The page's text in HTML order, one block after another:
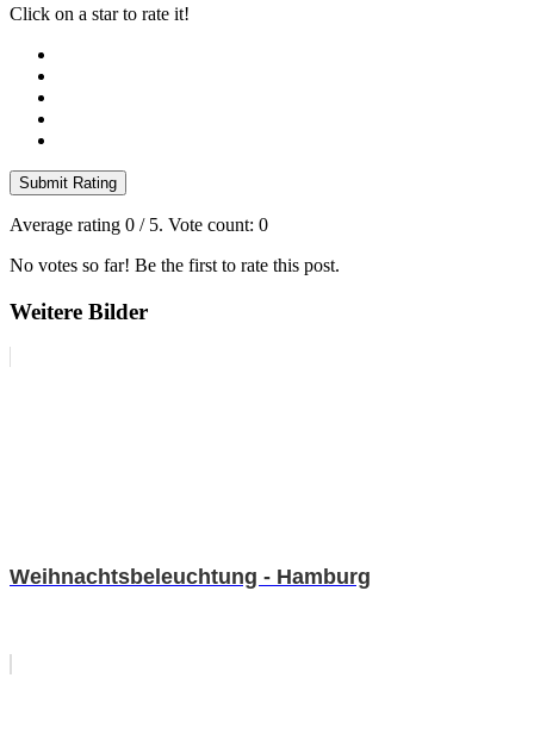
Click on a star to rate it!
Submit Rating
Average rating 0 / 5. Vote count: 0
No votes so far! Be the first to rate this post.
Weitere Bilder
Weihnachtsbeleuchtung - Hamburg